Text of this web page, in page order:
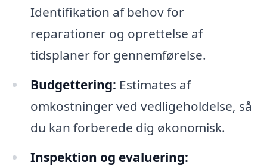
Identifikation af behov for
reparationer og oprettelse af
tidsplaner for gennemførelse.
Budgettering: Estimates af
omkostninger ved vedligeholdelse, så
du kan forberede dig økonomisk.
Inspektion og evaluering: